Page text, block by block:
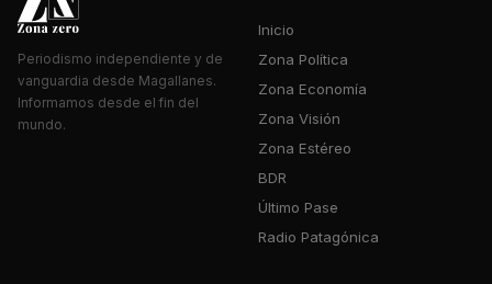
Periodismo independiente y de
vanguardia desde Magallanes.
Informamos desde el fin del
mundo.
Inicio
Zona Política
Zona Economía
Zona Visión
Zona Estéreo
BDR
Último Pase
Radio Patagónica